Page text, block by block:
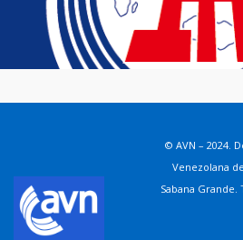
© AVN – 2024.
Venezolana
Sabana